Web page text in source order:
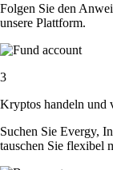
Folgen Sie den
unsere Plattform.
3
Kryptos handeln und
Suchen Sie Evergy,
tauschen Sie flexibel